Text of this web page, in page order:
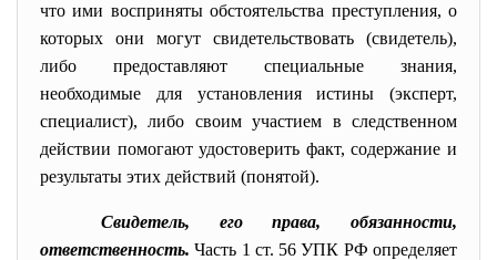
что ими восприняты обстоятельства преступления, о
которых они могут свидетельствовать (свидетель),
либо предоставляют специальные знания,
необходимые для установления истины (эксперт,
специалист), либо своим участием в следственном
действии помогают удостоверить факт, содержание и
результаты этих действий (понятой).
Свидетель, его права, обязанности,
ответственность.Часть 1 ст. 56 УПК РФ определяет